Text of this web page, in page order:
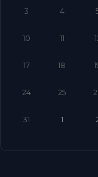
3 4
10 11
17 18
24 25
31 1